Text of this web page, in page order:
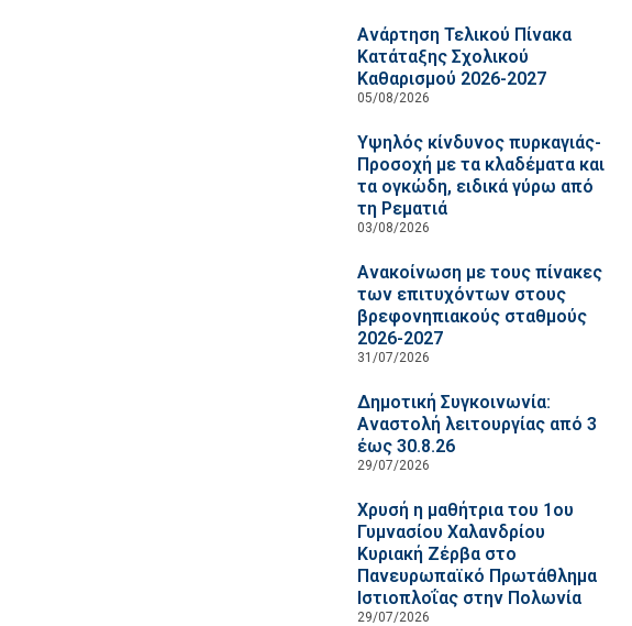
Ανάρτηση Τελικού Πίνακα
Κατάταξης Σχολικού
Καθαρισμού 2026-2027
05/08/2026
Υψηλός κίνδυνος πυρκαγιάς-
Προσοχή με τα κλαδέματα και
τα ογκώδη, ειδικά γύρω από
τη Ρεματιά
03/08/2026
Ανακοίνωση με τους πίνακες
των επιτυχόντων στους
βρεφονηπιακούς σταθμούς
2026-2027
31/07/2026
Δημοτική Συγκοινωνία:
Αναστολή λειτουργίας από 3
έως 30.8.26
29/07/2026
Χρυσή η μαθήτρια του 1ου
Γυμνασίου Χαλανδρίου
Κυριακή Ζέρβα στο
Πανευρωπαϊκό Πρωτάθλημα
Ιστιοπλοΐας στην Πολωνία
29/07/2026